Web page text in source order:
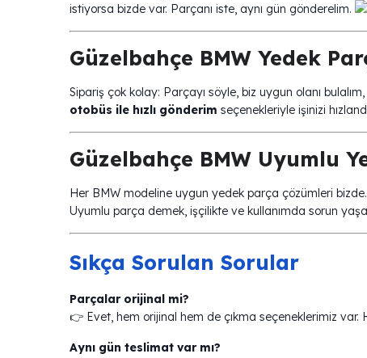
istiyorsa bizde var. Parçanı iste, aynı gün gönderelim.
Güzelbahçe BMW Yedek
Sipariş çok kolay: Parçayı söyle, biz uygun olanı
otobüs ile hızlı gönderim seçenekleriyle işinizi
Güzelbahçe BMW Uyumlu
Her BMW modeline uygun yedek parça çözümleri
Uyumlu parça demek, işçilikte ve kullanımda sorun
Sıkça Sorulan Sorular
Parçalar orijinal mi?
👉 Evet, hem orijinal hem de çıkma seçeneklerimiz var.
Aynı gün teslimat var mı?